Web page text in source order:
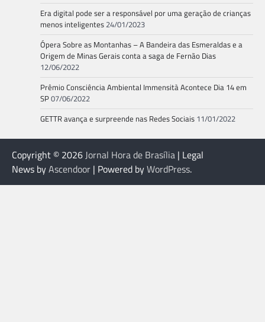
Era digital pode ser a responsável por uma geração de crianças
menos inteligentes 24/01/2023
Ópera Sobre as Montanhas – A Bandeira das Esmeraldas e a
Origem de Minas Gerais conta a saga de Fernão Dias
12/06/2022
Prêmio Consciência Ambiental Immensità Acontece Dia 14 em
SP07/06/2022
GETTR avança e surpreende nas Redes Sociais 11/01/2022
Copyright © 2026Jornal Hora de Brasília | Legal
News byAscendoor | Powered byWordPress.